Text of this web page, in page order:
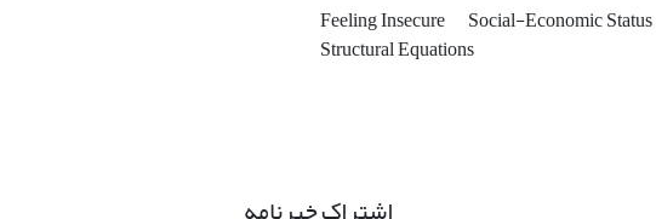
Feeling Insecure Social-Economic Status
Structural Equations